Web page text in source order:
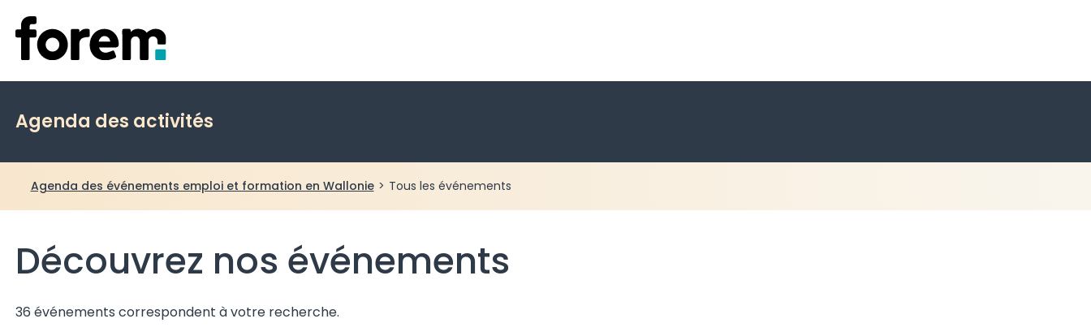
Agenda des activités
Agenda des événements emploi et formation en Wallonie Tous les événements
Découvrez nos événements
36 événements correspondent à votre recherche.